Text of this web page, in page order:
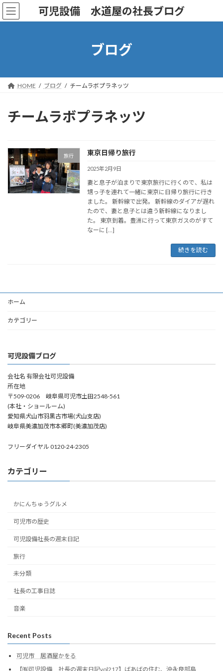
コ
ン
ナ
ビ
可児設備 水道屋の社長ブログ
ブログ
HOME ブログ チームラボプラネッツ
チームラボプラネッツ
旅行 東京日帰り旅行
2025年2月9日
妻と息子が泊まりで東京旅行に行くので、私は
甥っ子を連れて一緒に東京に日帰り旅行に行き
ました。 新幹線で出発。 新幹線のダイアが遅れ
たので、妻と息子とは違う新幹線になりまし
た。 東京到着。豊洲に行って東京ガスのがすて
なーに […]
続きを読む
ホーム
カテゴリー
可児設備ブログ
会社名 有限会社可児設備
所在地
〒509-0206 岐阜県可児市土田2548-561
(本社・ショールーム)
愛知県犬山市羽黒古市場(犬山支店)
岐阜県美濃加茂市本郷町(美濃加茂店)
フリーダイヤル 0120-24-2305
カテゴリー
かにんちゅうグルメ
可児市の歴史
可児設備社長の週末日記
旅行
未分類
社長の工事日誌
音楽
Recent Posts
可児市 居酒屋かをる
【㈲可児設備 社長の週末日記vol217】ばあばの住む、沖永良部島